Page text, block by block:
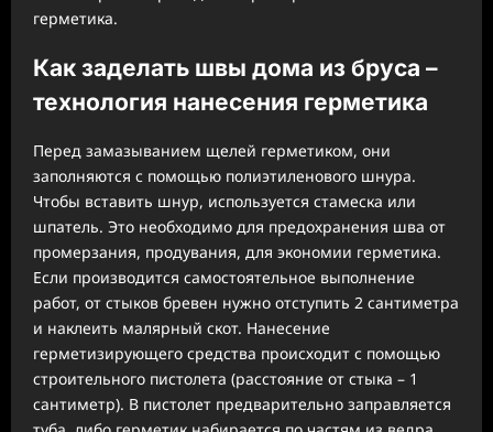
герметика.
Как заделать швы дома из бруса –
технология нанесения герметика
Перед замазыванием щелей герметиком, они
заполняются с помощью полиэтиленового шнура.
Чтобы вставить шнур, используется стамеска или
шпатель. Это необходимо для предохранения шва от
промерзания, продувания, для экономии герметика.
Если производится самостоятельное выполнение
работ, от стыков бревен нужно отступить 2 сантиметра
и наклеить малярный скот. Нанесение
герметизирующего средства происходит с помощью
строительного пистолета (расстояние от стыка – 1
сантиметр). В пистолет предварительно заправляется